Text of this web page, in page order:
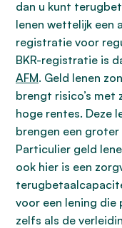
dan u kunt
lenen wettelijk een
registratie voor
BKR-registratie is
AFM. Geld lenen
brengt risico’s met
hoge rentes. Deze
brengen een
Particulier geld
ook hier is een
voor een lening die
zelfs als de